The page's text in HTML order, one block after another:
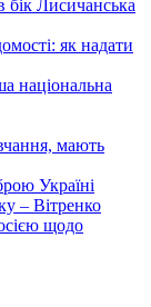
бік Лисичанська
як надати
національна
мають
Україні
– Вітренко
щодо